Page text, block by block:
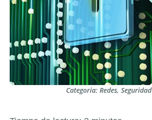
Categoria: Redes, Seguridad